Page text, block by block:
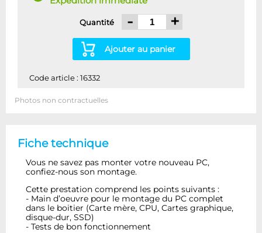
Quantité - +
Ajouter au panier
Code article : 16332
Photos non contractuelles
Fiche technique
Vous ne savez pas monter votre nouveau PC,
confiez-nous son montage.
Cette prestation comprend les points suivants :
- Main d’oeuvre pour le montage du PC complet
dans le boitier (Carte mère, CPU, Cartes graphique,
disque-dur, SSD)
- Tests de bon fonctionnement